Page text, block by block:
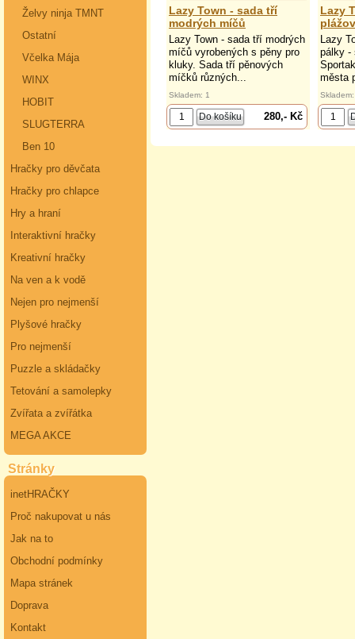
Želvy ninja TMNT
Ostatní
Včelka Mája
WINX
HOBIT
SLUGTERRA
Ben 10
Hračky pro děvčata
Hračky pro chlapce
Hry a hraní
Interaktivní hračky
Kreativní hračky
Na ven a k vodě
Nejen pro nejmenší
Plyšové hračky
Pro nejmenší
Puzzle a skládačky
Tetování a samolepky
Zvířata a zvířátka
MEGA AKCE
Stránky
inetHRAČKY
Proč nakupovat u nás
Jak na to
Obchodní podmínky
Mapa stránek
Doprava
Kontakt
Lazy Town - sada tří
modrých míčů
Lazy Town - sada tří modrých
míčů vyrobených s pěny pro
kluky. Sada tří pěnových
míčků různých...
Skladem: 1
280,- Kč
Lazy
Lazy
pálky -
města